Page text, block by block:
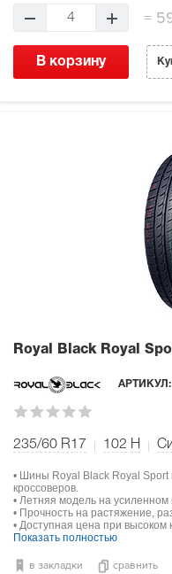
4 =
В корзину
Royal Black Royal
АРТИКУЛ:
235/60 R17 102 H
• Шины Royal Black Royal
кроссоверов.
• Летняя модель на усиленном
• Прочность на растяжение,
• Доступная цена при высоком
Показать полностью
в закладки сравнить